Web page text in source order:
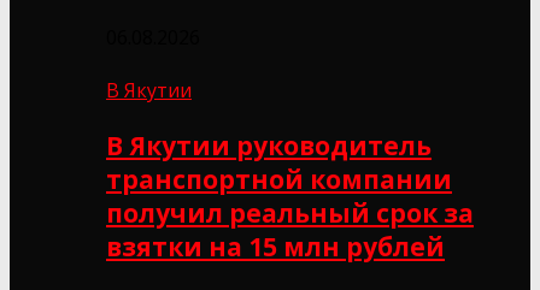
В Якутии
В Якутии руководитель
транспортной компании
получил реальный срок за
взятки на 15 млн рублей